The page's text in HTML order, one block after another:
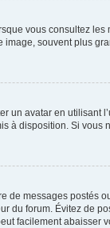
vous consultez
souvent plus
un avatar en
disposition. Si vous
de messages
du forum. Évitez de
facilement abaisser